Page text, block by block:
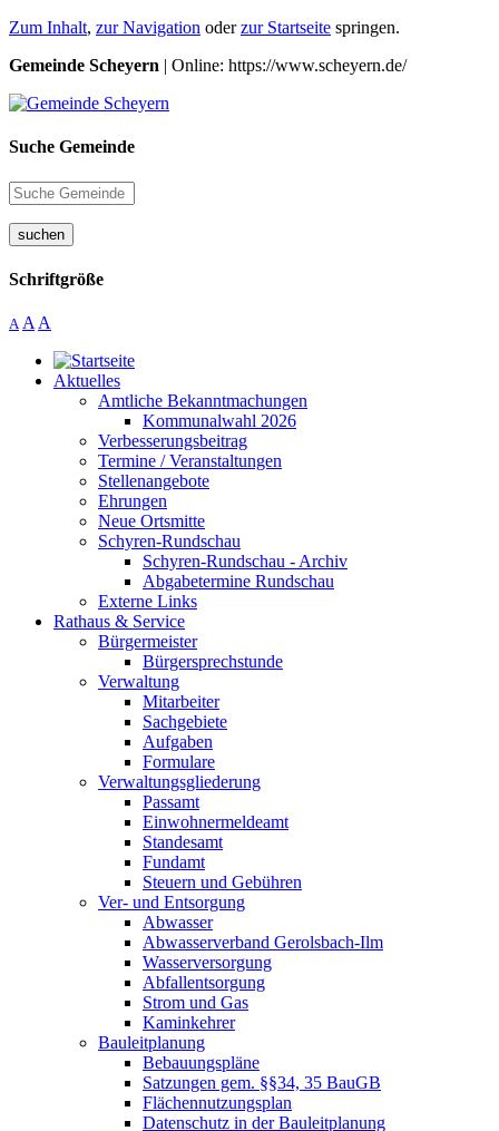
Zum Inhalt, zur Navigation oderzur Startseite springen.
Gemeinde Scheyern | Online: https://www.scheyern.de/
Suche Gemeinde
suchen
Schriftgröße
A A A
Aktuelles
Amtliche Bekanntmachungen
Kommunalwahl 2026
Verbesserungsbeitrag
Termine / Veranstaltungen
Stellenangebote
Ehrungen
Neue Ortsmitte
Schyren-Rundschau
Schyren-Rundschau - Archiv
Abgabetermine Rundschau
Externe Links
Rathaus & Service
Bürgermeister
Bürgersprechstunde
Verwaltung
Mitarbeiter
Sachgebiete
Aufgaben
Formulare
Verwaltungsgliederung
Passamt
Einwohnermeldeamt
Standesamt
Fundamt
Steuern und Gebühren
Ver- und Entsorgung
Abwasser
Abwasserverband Gerolsbach-Ilm
Wasserversorgung
Abfallentsorgung
Strom und Gas
Kaminkehrer
Bauleitplanung
Bebauungspläne
Satzungen gem. §§34, 35 BauGB
Flächennutzungsplan
Datenschutz in der Bauleitplanung